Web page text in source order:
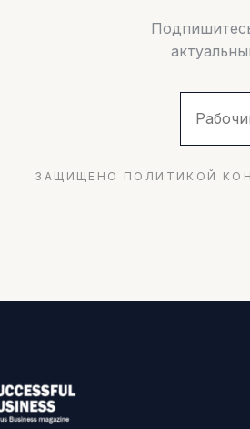
ЗАЩИЩЕНО ПОЛИТИКОЙ